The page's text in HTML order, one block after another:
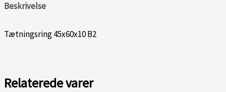
Beskrivelse
Tætningsring 45x60x10 B2
Relaterede varer